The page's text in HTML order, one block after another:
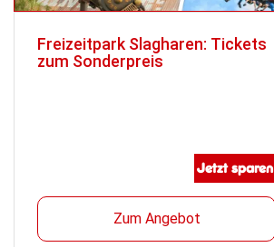
Freizeitpark Slagharen: Tickets
zum Sonderpreis
Jetzt sparen
Zum Angebot